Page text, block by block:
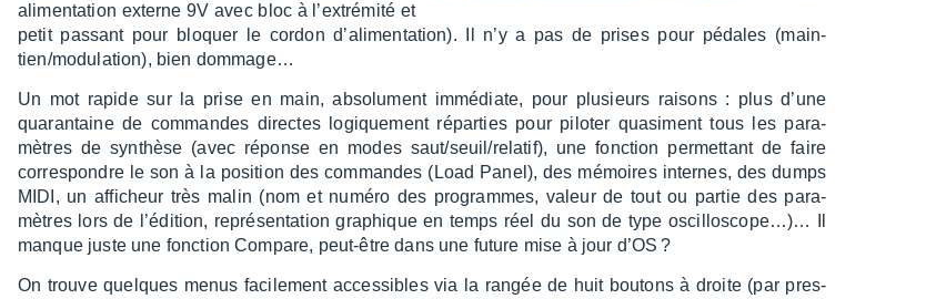
alimen­ta­tion externe 9V avec bloc à l’ex­tré­mité et
petit passant pour bloquer le cordon d’ali­men­ta­tion). Il n’y a pas de prises pour pédales (main­
tien/modu­la­tion), bien domma­ge…
Un mot rapide sur la prise en main, abso­lu­ment immé­diate, pour plusieurs raisons : plus d’une
quaran­taine de commandes directes logique­ment répar­ties pour pilo­ter quasi­ment tous les para­
mètres de synthèse (avec réponse en modes saut/seuil/rela­tif), une fonc­tion permet­tant de faire
corres­pondre le son à la posi­tion des commandes (Load Panel), des mémoires internes, des dumps
MIDI, un affi­cheur très malin (nom et numéro des programmes, valeur de tout ou partie des para­
mètres lors de l’édi­tion, repré­sen­ta­tion graphique en temps réel du son de type oscil­lo­sco­pe…)… Il
manque juste une fonc­tion Compare, peut-être dans une future mise à jour d’OS ?
On trouve quelques menus faci­le­ment acces­sibles via la rangée de huit boutons à droite (par pres­